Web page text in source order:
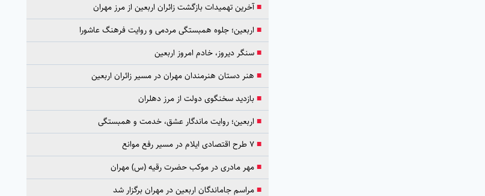
■آخرین تهمیدات بازگشت زائران اربعین از مرز مهران
■ اربعین؛ جلوه همبستگی مردمی و روایت فرهنگ عاشورا
■سنگر دیروز، خادم امروز اربعین
■ هنر دستان هنرمندان مهران در مسیر زائران اربعین
■بازدید سخنگوی دولت از مرز دهلران
■ اربعین؛ روایت ماندگار عشق، خدمت و همبستگی
■۷ طرح اقتصادی ایلام در مسیر رفع موانع
■مهر مادری در موکب حضرت رقیه (س) مهران
■مراسم جاماندگان اربعین در مهران برگزار شد